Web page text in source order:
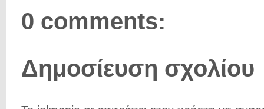
0 comments:
Δημοσίευση σχολίου